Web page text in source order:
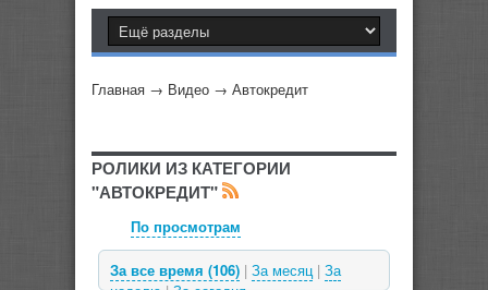
Главная → Видео → Автокредит
РОЛИКИ ИЗ КАТЕГОРИИ
"АВТОКРЕДИТ"
По просмотрам
По рейтингу По дате
За все время (106) | За месяц | За